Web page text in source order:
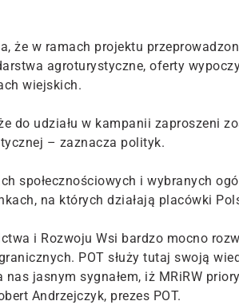
że w ramach projektu
agroturystyczne, oferty
wiejskich.
do udziału w kampanii zaproszeni
– zaznacza polityk.
społecznościowych i wybranych
na których działają placówki
i Rozwoju Wsi bardzo mocno
POT służy tutaj swoją
jasnym sygnałem, iż MRiRW
Andrzejczyk, prezes POT.